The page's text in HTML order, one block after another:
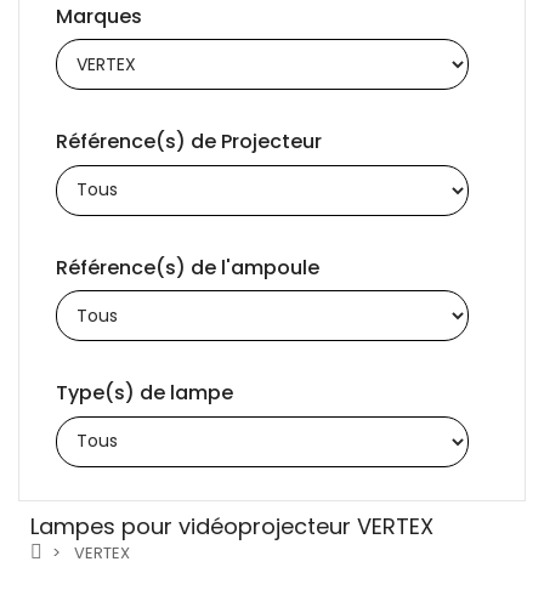
Marques
Référence(s) de Projecteur
Référence(s) de l'ampoule
Type(s) de lampe
Lampes pour vidéoprojecteur VERTEX
VERTEX